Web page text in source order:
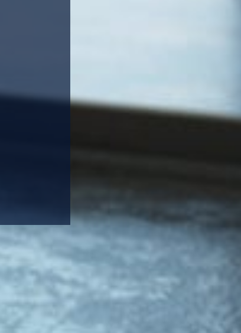
ALEGERE
Tipuri cu grătar metalic sau din
Cu gardă dublă de miros cu bile!